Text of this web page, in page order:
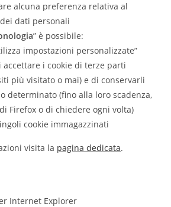
alcuna preferenza relativa al
dati personali
” è possibile:
impostazioni personalizzate”
accettare i cookie di terze parti
più visitato o mai) e di conservarli
determinato (fino alla loro scadenza,
Firefox o di chiedere ogni volta)
cookie immagazzinati
visita la pagina dedicata.
Internet Explorer